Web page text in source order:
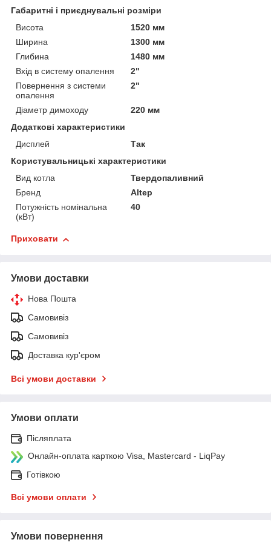
Габаритні і приєднувальні розміри
Висота
1520 мм
Ширина
1300 мм
Глибина
1480 мм
Вхід в систему опалення
2"
Повернення з системи
опалення
2"
Діаметр димоходу
220 мм
Додаткові характеристики
Дисплей
Так
Користувальницькі характеристики
Вид котла
Твердопаливний
Бренд
Altep
Потужність номінальна
(кВт)
40
Приховати
Умови доставки
Нова Пошта
Самовивіз
Самовивіз
Доставка кур'єром
Всі умови доставки
Умови оплати
Післяплата
Онлайн-оплата карткою Visa, Mastercard - LiqPay
Готівкою
Всі умови оплати
Умови повернення